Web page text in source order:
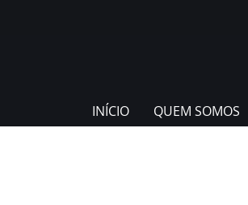
INÍCIO QUEM SOMOS